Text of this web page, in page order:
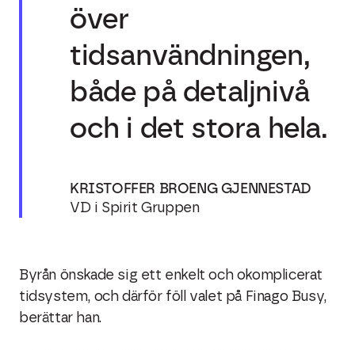
över
tidsanvändningen,
både på detaljnivå
och i det stora hela.
KRISTOFFER BROENG GJENNESTAD
VD i Spirit Gruppen
Byrån önskade sig ett enkelt och okomplicerat
tidsystem, och därför föll valet på Finago Busy,
berättar han.